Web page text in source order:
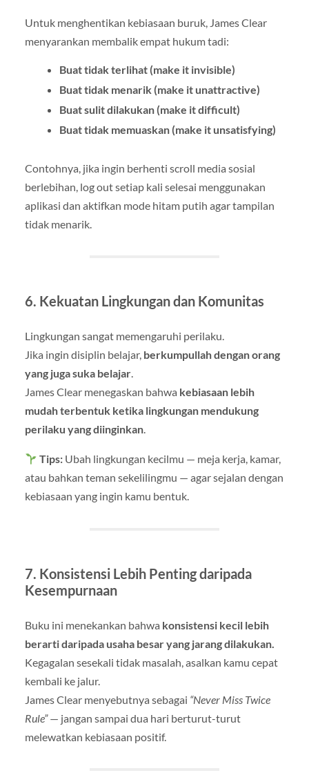
Untuk menghentikan kebiasaan buruk, James Clear
menyarankan membalik empat hukum tadi:
Buat tidak terlihat (make it invisible)
Buat tidak menarik (make it unattractive)
Buat sulit dilakukan (make it difficult)
Buat tidak memuaskan (make it unsatisfying)
Contohnya, jika ingin berhenti scroll media sosial
berlebihan, log out setiap kali selesai menggunakan
aplikasi dan aktifkan mode hitam putih agar tampilan
tidak menarik.
6. Kekuatan Lingkungan dan Komunitas
Lingkungan sangat memengaruhi perilaku.
Jika ingin disiplin belajar, berkumpullah dengan orang
yang juga suka belajar.
James Clear menegaskan bahwa kebiasaan lebih
mudah terbentuk ketika lingkungan mendukung
perilaku yang diinginkan.
Tips: Ubah lingkungan kecilmu — meja kerja, kamar,
atau bahkan teman sekelilingmu — agar sejalan dengan
kebiasaan yang ingin kamu bentuk.
7. Konsistensi Lebih Penting daripada
Kesempurnaan
Buku ini menekankan bahwa konsistensi kecil lebih
berarti daripada usaha besar yang jarang dilakukan.
Kegagalan sesekali tidak masalah, asalkan kamu cepat
kembali ke jalur.
James Clear menyebutnya sebagai “Never Miss Twice
Rule”— jangan sampai dua hari berturut-turut
melewatkan kebiasaan positif.